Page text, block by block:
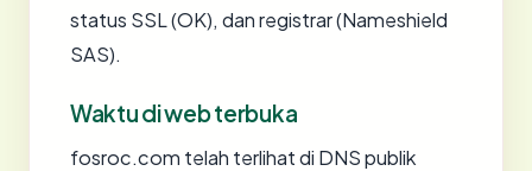
status SSL (OK), dan registrar (Nameshield
SAS).
Waktu di web terbuka
fosroc.com telah terlihat di DNS publik